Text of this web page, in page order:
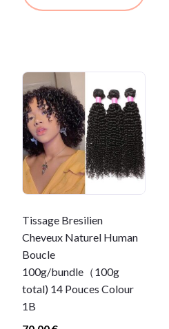
Tissage Bresilien
Cheveux Naturel Human
Boucle
100g/bundle（100g
total) 14 Pouces Colour
1B